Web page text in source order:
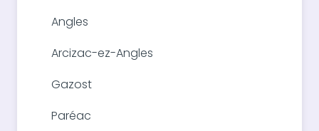
Angles
Arcizac-ez-Angles
Gazost
Paréac